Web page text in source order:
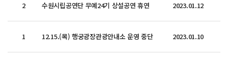
2 수원시립공연단 무예24기 상설공연 휴연 2023.01.12
1 12.15.(목) 행궁광장관광안내소 운영 중단 2023.01.10